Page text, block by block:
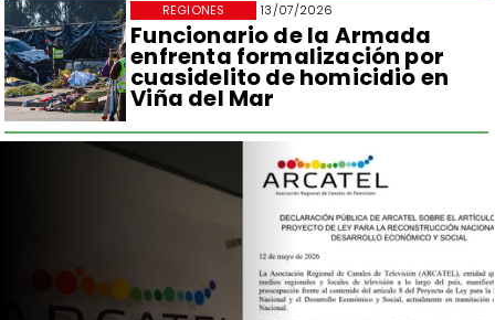
13/07/2026
Funcionario de la Armada
enfrenta formalización por
cuasidelito de homicidio en
Viña del Mar
REGIONES